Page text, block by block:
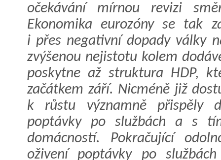
očekávání mírnou revizi
Ekonomika eurozóny se tak
i přes negativní dopady války
zvýšenou nejistotu kolem
poskytne až struktura HDP,
začátkem září. Nicméně již
k růstu významně přispěly
poptávky po službách a s
domácností. Pokračující
oživení poptávky po